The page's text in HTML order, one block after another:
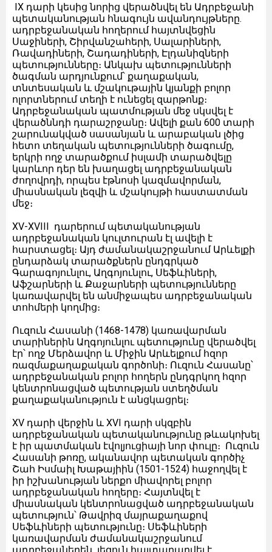
IX դարի կեսից նորից վերածնվել են Ադրբեջանի
պետականության հնագույն ավանդույթները.
ադրբեջանական հողերում հայտնվեցին
Սաջիների, Շիրվանշահերի, Սալարիների,
Ռավադիների, Շադադիների, Էլդանիզների
պետությունները։ Անկախ պետությունների
ծագման արդյունքում՝ քաղաքական,
տնտեսական և մշակութային կյանքի բոլոր
ոլորտներում տեղի է ունեցել զարթոնք։
Ադրբեջանական պատմության մեջ սկսվել է
վերածննդի դարաշրջանը։ Ավելի քան 600 տարի
շարունակված սասանյան և արաբական լծից
հետո տեղական պետությունների ծագումը,
երկրի ողջ տարածքում իսլամի տարածվելը
կարևոր դեր են խաղացել ադրբեջանական
ժողովրդի, որպես էթնոսի կազմավորման,
միասնական լեզվի և մշակույթի հաստատման
մեջ։
XV-XVIII դարերում պետականության
ադրբեջանական կուլտուրան էլ ավելի է
հարստացել։ Այդ ժամանակաշրջանում Արևելքի
ընդարձակ տարածքներն ընդգրկած
Գարագոյունլու, Աղգոյունլու, Սեֆևիների,
Աֆշարների և Քաջարների պետությունները
կառավարվել են անմիջապես ադրբեջանական
տոհմերի կողմից։
Ուզուն Հասանի (1468-1478) կառավարման
տարիներին Աղգոյունլու պետությունը վերածվել
էր՝ ողջ Մերձավոր և Միջին Արևելքում հզոր
ռազմաքաղաքական գործոնի։ Ուզուն Հասանը՝
ադրբեջանական բոլոր հողերն ընդգրկող հզոր
կենտրոնացված պետության ստեղծման
քաղաքականություն է անցկացրել։
XV դարի վերջին և XVI դարի սկզբին
ադրբեջանական պետականությունը թևակոխել
է իր պատմական էվոլյուցիայի նոր փուլը։ Ուզուն
Հասանի թոռը, ականավոր պետական գործիչ
Շահ Իսմաիլ Խաթայիին (1501-1524) հաջողվել է
իր իշխանության ներքո միավորել բոլոր
ադրբեջանական հողերը։ Հայտնվել է
միասնական կենտրոնացված ադրբեջանական
պետություն՝ Թավրիզ մայրաքաղաքով
Սեֆևիների պետությունը։ Սեֆևիների
կառավարման ժամանակաշրջանում